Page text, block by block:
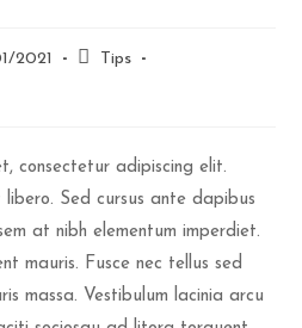
2021
Tips
consectetur adipiscing elit.
libero. Sed cursus ante dapibus
at nibh elementum imperdiet.
mauris. Fusce nec tellus sed
massa. Vestibulum lacinia arcu